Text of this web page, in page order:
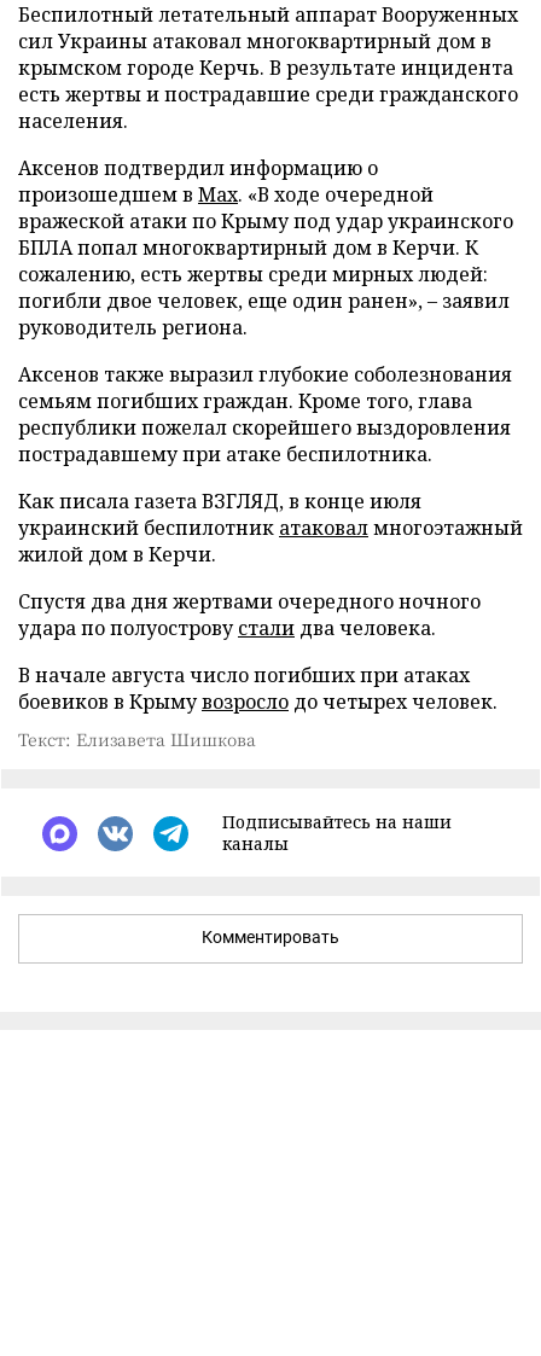
Беспилотный летательный аппарат Вооруженных
сил Украины атаковал многоквартирный дом в
крымском городе Керчь. В результате инцидента
есть жертвы и пострадавшие среди гражданского
населения.
Аксенов подтвердил информацию о
произошедшем в Мах. «В ходе очередной
вражеской атаки по Крыму под удар украинского
БПЛА попал многоквартирный дом в Керчи. К
сожалению, есть жертвы среди мирных людей:
погибли двое человек, еще один ранен», – заявил
руководитель региона.
Аксенов также выразил глубокие соболезнования
семьям погибших граждан. Кроме того, глава
республики пожелал скорейшего выздоровления
пострадавшему при атаке беспилотника.
Как писала газета ВЗГЛЯД, в конце июля
украинский беспилотник атаковалмногоэтажный
жилой дом в Керчи.
Спустя два дня жертвами очередного ночного
удара по полуостровустали два человека.
В начале августа число погибших при атаках
боевиков в Крымувозросло до четырех человек.
Текст: Елизавета Шишкова
Подписывайтесь на наши
каналы
Комментировать